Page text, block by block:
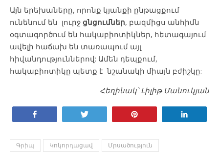
Այն երեխաները, որոնք կյանքի ընթացքում
ունենում են լուրջ ցնցումներ, բազմիցս անհիմն
օգտագործում են հակաբիոտիկներ, հետագայում
ավելի հաճախ են տառապում այլ
հիվանդություններով: Ամեն դեպքում,
հակաբիոտիկը պետք է նշանակի միայն բժիշկը:
Հեղինակ՝ Լիլիթ Մանուկյան
Գրիպ Կոկորդացավ Մրսածություն